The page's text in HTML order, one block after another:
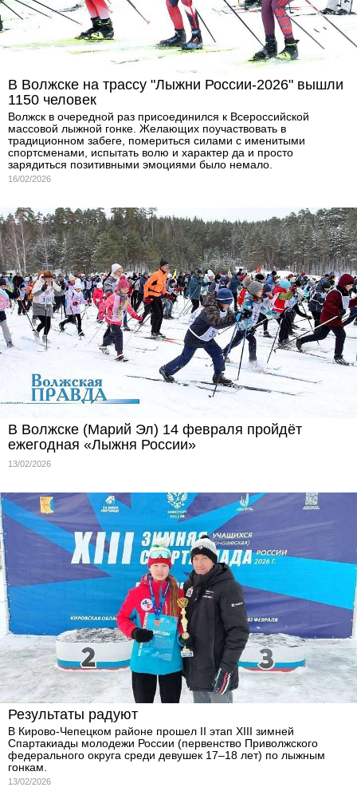
В Волжске на трассу "Лыжни России-2026" вышли
1150 человек
Волжск в очередной раз присоединился к Всероссийской
массовой лыжной гонке. Желающих поучаствовать в
традиционном забеге, помериться силами с именитыми
спортсменами, испытать волю и характер да и просто
зарядиться позитивными эмоциями было немало.
16/02/2026
В Волжске (Марий Эл) 14 февраля пройдёт
ежегодная «Лыжня России»
13/02/2026
Результаты радуют
В Кирово-Чепецком районе прошел II этап XIII зимней
Спартакиады молодежи России (первенство Приволжского
федерального округа среди девушек 17–18 лет) по лыжным
гонкам.
13/02/2026